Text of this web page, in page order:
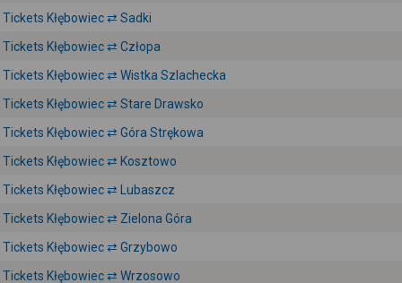
Tickets Kłębowiec ⇄ Sadki
Tickets Kłębowiec ⇄ Człopa
Tickets Kłębowiec ⇄ Wistka Szlachecka
Tickets Kłębowiec ⇄ Stare Drawsko
Tickets Kłębowiec ⇄ Góra Strękowa
Tickets Kłębowiec ⇄ Kosztowo
Tickets Kłębowiec ⇄ Lubaszcz
Tickets Kłębowiec ⇄ Zielona Góra
Tickets Kłębowiec ⇄ Grzybowo
Tickets Kłębowiec ⇄ Wrzosowo